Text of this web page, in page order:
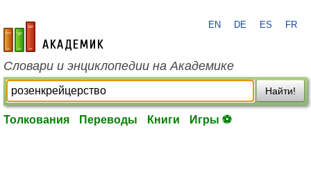
academic.ru
EN DE ES FR
Словари и энциклопедии на Академике
Найти!
Толкования Переводы Книги Игры ⚽